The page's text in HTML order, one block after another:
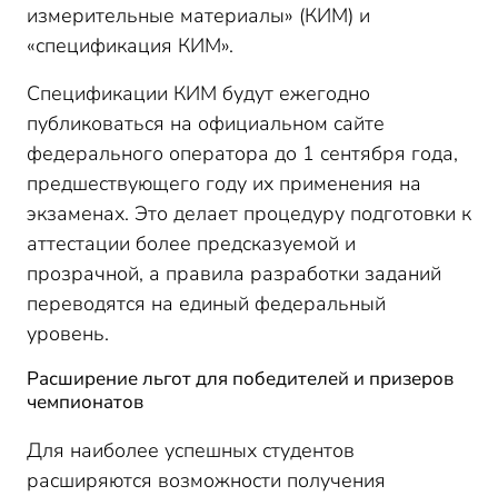
измерительные материалы» (КИМ) и
«спецификация КИМ».
Спецификации КИМ будут ежегодно
публиковаться на официальном сайте
федерального оператора до 1 сентября года,
предшествующего году их применения на
экзаменах. Это делает процедуру подготовки к
аттестации более предсказуемой и
прозрачной, а правила разработки заданий
переводятся на единый федеральный
уровень.
Расширение льгот для победителей и призеров
чемпионатов
Для наиболее успешных студентов
расширяются возможности получения